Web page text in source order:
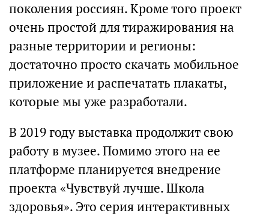
поколения россиян. Кроме того проект
очень простой для тиражирования на
разные территории и регионы:
достаточно просто скачать мобильное
приложение и распечатать плакаты,
которые мы уже разработали.
В 2019 году выставка продолжит свою
работу в музее. Помимо этого на ее
платформе планируется внедрение
проекта «Чувствуй лучше. Школа
здоровья». Это серия интерактивных